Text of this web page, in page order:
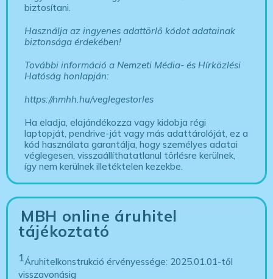
biztosítani.
Használja az ingyenes adattörlő kódot adatainak
biztonsága érdekében!
További információ a Nemzeti Média- és Hírközlési
Hatóság honlapján:
https://nmhh.hu/veglegestorles
Ha eladja, elajándékozza vagy kidobja régi
laptopját, pendrive-ját vagy más adattárolóját, ez a
kód használata garantálja, hogy személyes adatai
véglegesen, visszaállíthatatlanul törlésre kerülnek,
így nem kerülnek illetéktelen kezekbe.
MBH online áruhitel
tájékoztató
1Áruhitelkonstrukció érvényessége: 2025.01.01-től
visszavonásig